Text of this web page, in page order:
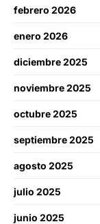
febrero 2026
enero 2026
diciembre 2025
noviembre 2025
octubre 2025
septiembre 2025
agosto 2025
julio 2025
junio 2025